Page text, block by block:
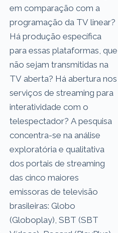
em comparação com a
programação da TV linear?
Há produção específica
para essas plataformas, que
não sejam transmitidas na
TV aberta? Há abertura nos
serviços de streaming para
interatividade com o
telespectador? A pesquisa
concentra-se na análise
exploratória e qualitativa
dos portais de streaming
das cinco maiores
emissoras de televisão
brasileiras: Globo
(Globoplay), SBT (SBT